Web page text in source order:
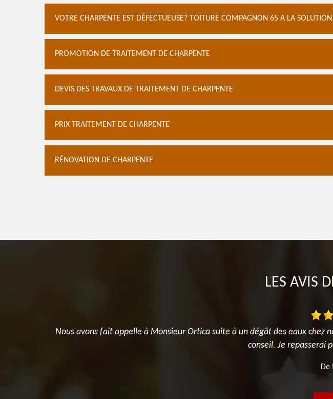
VOTRE CHARPENTE EST DÉFECTUEUSE? TOITURE COMPAGNON 65 A LA
PROMOTION DE TRAITEMENT DE CHARPENTE
DEVIS DES TRAVAUX DE TRAITEMENT DE CHARPENTE
PRIX TRAITEMENT DE CHARPENTE
RÉNOVATION DE CHARPENTE
LES AVIS
Nous avons fait appelle à Monsieur Ortica suite à un dégât des eaux
conseil. Je repasserai
De